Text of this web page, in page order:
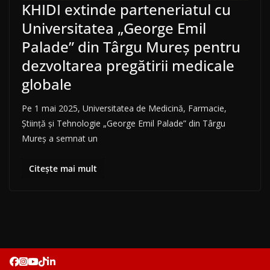
KHIDI extinde parteneriatul cu
Universitatea „George Emil
Palade” din Târgu Mureș pentru
dezvoltarea pregătirii medicale
globale
Pe 1 mai 2025, Universitatea de Medicină, Farmacie,
Știință și Tehnologie „George Emil Palade” din Târgu
Mureș a semnat un
Citește mai mult